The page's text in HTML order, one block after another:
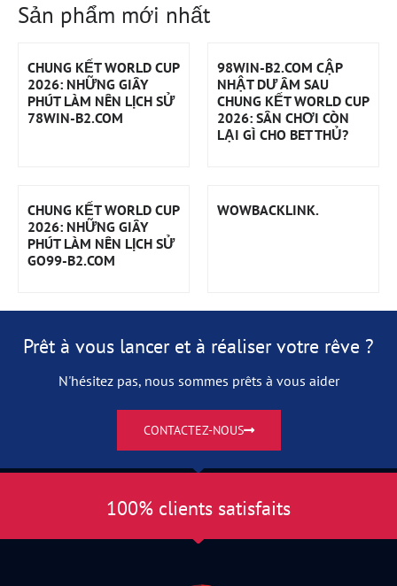
Sản phẩm mới nhất
CHUNG KẾT WORLD CUP
2026: NHỮNG GIÂY
PHÚT LÀM NÊN LỊCH SỬ
78WIN-B2.COM
98WIN-B2.COM CẬP
NHẬT DƯ ÂM SAU
CHUNG KẾT WORLD CUP
2026: SÂN CHƠI CÒN
LẠI GÌ CHO BET THỦ?
CHUNG KẾT WORLD CUP
2026: NHỮNG GIÂY
PHÚT LÀM NÊN LỊCH SỬ
GO99-B2.COM
WOWBACKLINK.
Prêt à vous lancer et à réaliser votre rêve ?
N'hésitez pas, nous sommes prêts à vous aider
CONTACTEZ-NOUS
100% clients satisfaits